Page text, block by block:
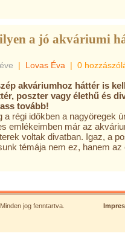
a jó akváriumi
| Lovas Éva | 0
akváriumhoz háttér is
poszter vagy élethű és
tovább!
a régi időkben a nagyöregek
emlékeimben már az
voltak divatban. Igaz, a
témája nem ez, hanem az
jog fenntartva.